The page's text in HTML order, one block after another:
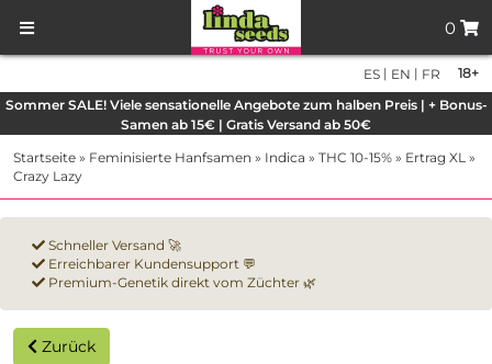
0
18+
ES | EN | FR
Sommer SALE! Viele sensationelle Angebote zum halben Preis | + Bonus-
Samen ab 15€ | Gratis Versand ab 50€
Startseite » Feminisierte Hanfsamen » Indica » THC 10-15% » Ertrag XL »
Crazy Lazy
Schneller Versand 🚀
Erreichbarer Kundensupport 💬
Premium-Genetik direkt vom Züchter 🌿
Zurück